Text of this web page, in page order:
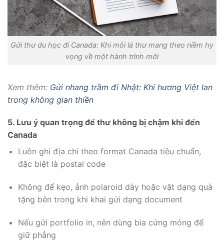
Gửi thư du học đi Canada: Khi mỗi lá thư mang theo niềm hy
vọng về một hành trình mới
Xem thêm: Gửi nhang trầm đi Nhật: Khi hương Việt lan
trong không gian thiền
5. Lưu ý quan trọng để thư không bị chậm khi đến
Canada
Luôn ghi địa chỉ theo format Canada tiêu chuẩn,
đặc biệt là postal code
Không để kẹo, ảnh polaroid dày hoặc vật dạng quà
tặng bên trong khi khai gửi dạng document
Nếu gửi portfolio in, nên dùng bìa cứng mỏng để
giữ phẳng